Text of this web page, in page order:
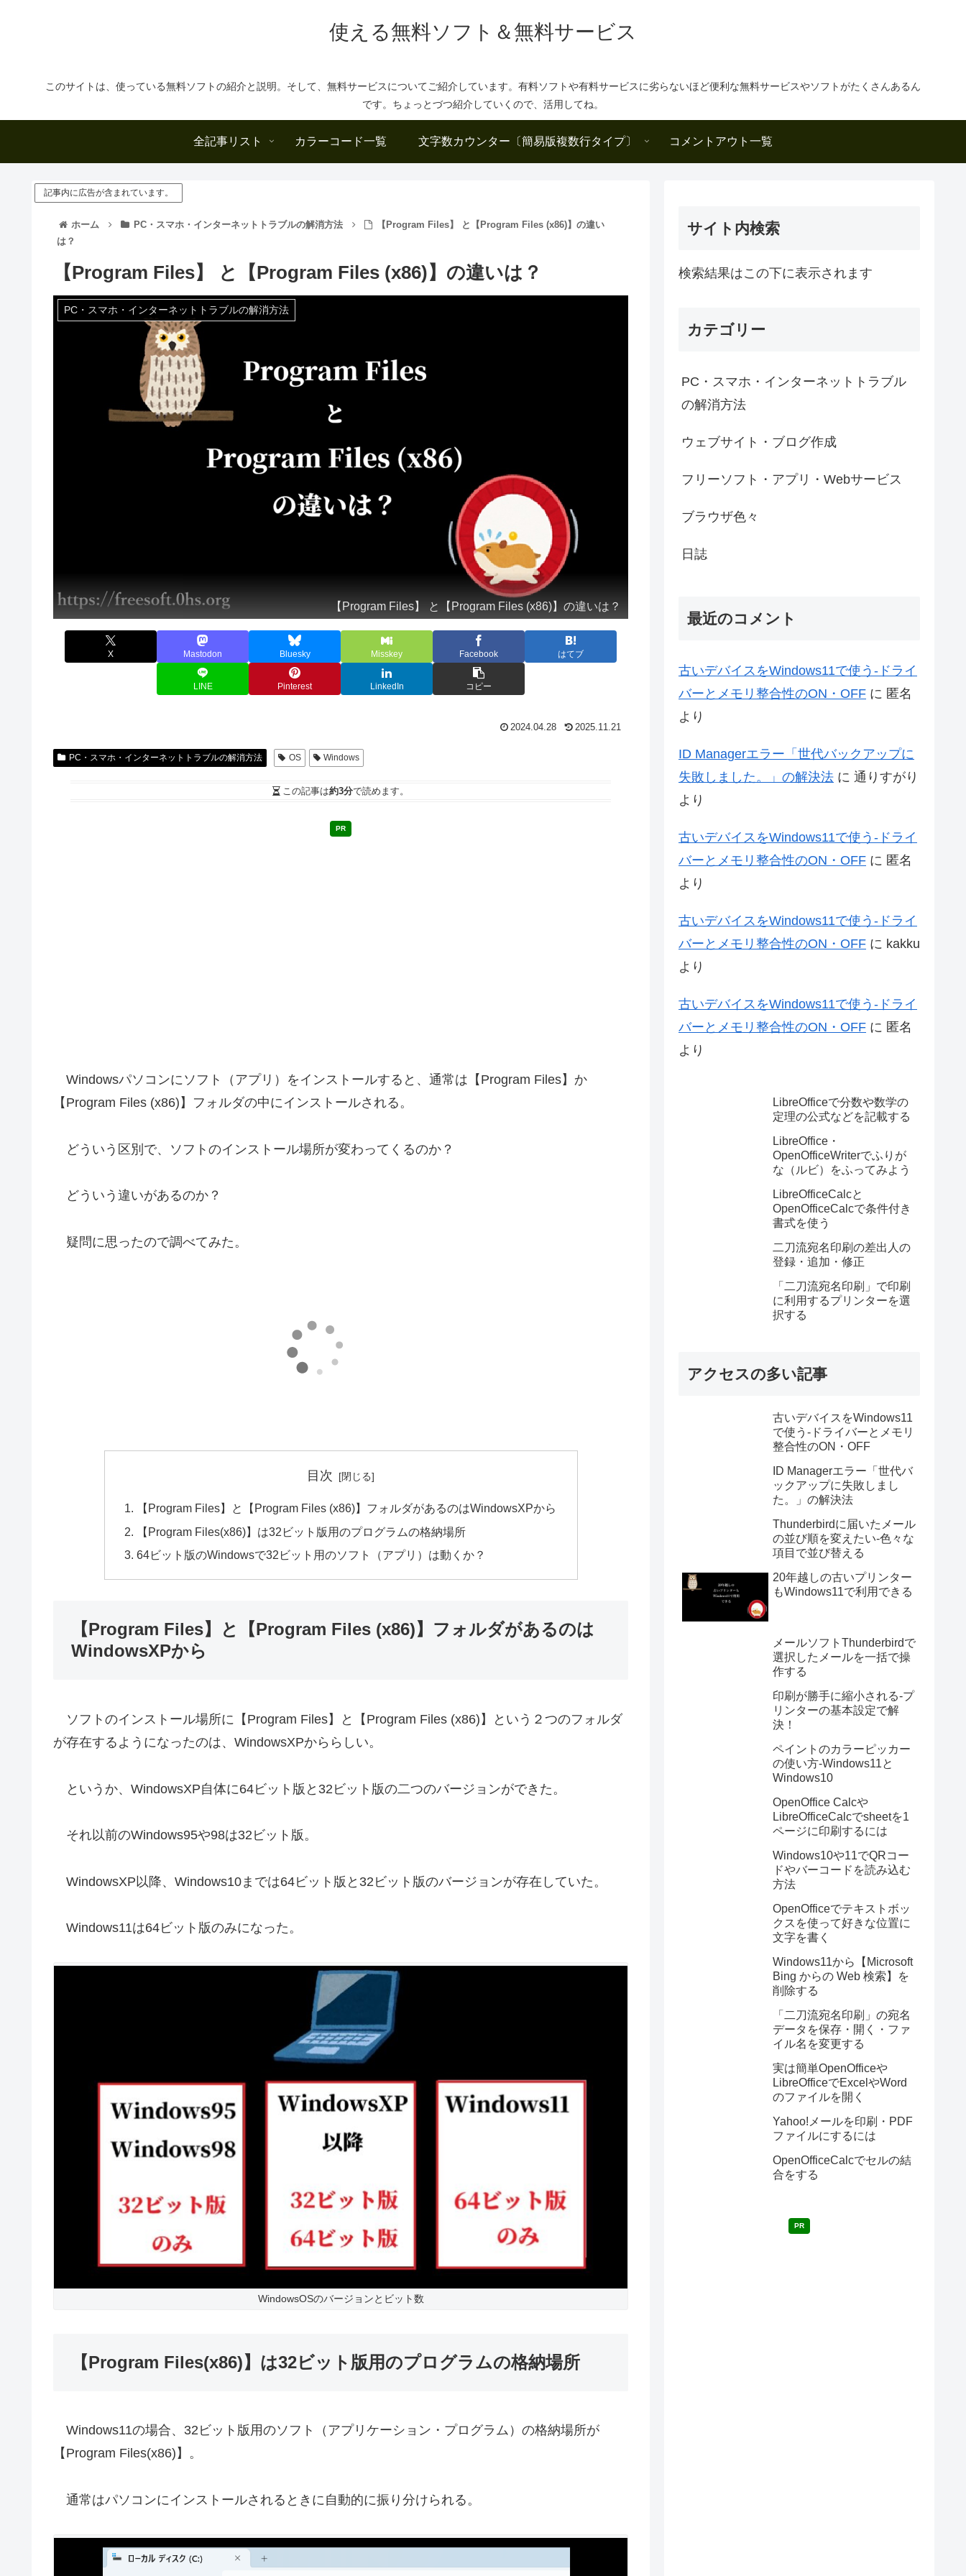
使える無料ソフト＆無料サービス
このサイトは、使っている無料ソフトの紹介と説明。そして、無料サービスについてご紹介しています。有料ソフトや有料サービスに劣らないほど便利な無料サービスやソフトがたくさんあるん
です。ちょっとづつ紹介していくので、活用してね。
全記事リスト カラーコード一覧 文字数カウンター〔簡易版複数行タイプ〕 コメントアウト一覧
記事内に広告が含まれています。
ホーム PC・スマホ・インターネットトラブルの解消方法
【Program Files】 と【Program Files (x86)】の違い
は？
【Program Files】 と【Program Files (x86)】の違いは？
PC・スマホ・インターネットトラブルの解消方法
【Program Files】 と【Program Files (x86)】の違いは？
X Mastodon Bluesky Misskey Facebook はてブ
LINE Pinterest LinkedIn コピー
2024.04.28 2025.11.21
PC・スマホ・インターネットトラブルの解消方法 OS Windows
この記事は約3分で読めます。
PR
Windowsパソコンにソフト（アプリ）をインストールすると、通常は【Program Files】か
【Program Files (x86)】フォルダの中にインストールされる。
どういう区別で、ソフトのインストール場所が変わってくるのか？
どういう違いがあるのか？
疑問に思ったので調べてみた。
目次
【Program Files】と【Program Files (x86)】フォルダがあるのはWindowsXPから
【Program Files(x86)】は32ビット版用のプログラムの格納場所
64ビット版のWindowsで32ビット用のソフト（アプリ）は動くか？
【Program Files】と【Program Files (x86)】フォルダがあるのは
WindowsXPから
ソフトのインストール場所に【Program Files】と【Program Files (x86)】という２つのフォルダ
が存在するようになったのは、WindowsXPかららしい。
というか、WindowsXP自体に64ビット版と32ビット版の二つのバージョンができた。
それ以前のWindows95や98は32ビット版。
WindowsXP以降、Windows10までは64ビット版と32ビット版のバージョンが存在していた。
Windows11は64ビット版のみになった。
WindowsOSのバージョンとビット数
【Program Files(x86)】は32ビット版用のプログラムの格納場所
Windows11の場合、32ビット版用のソフト（アプリケーション・プログラム）の格納場所が
【Program Files(x86)】。
通常はパソコンにインストールされるときに自動的に振り分けられる。
サイト内検索
検索結果はこの下に表示されます
カテゴリー
PC・スマホ・インターネットトラブル
の解消方法
ウェブサイト・ブログ作成
フリーソフト・アプリ・Webサービス
ブラウザ色々
日誌
最近のコメント
古いデバイスをWindows11で使う-ドライ
バーとメモリ整合性のON・OFF に 匿名
より
ID Managerエラー「世代バックアップに
失敗しました。」の解決法 に 通りすがり
より
古いデバイスをWindows11で使う-ドライ
バーとメモリ整合性のON・OFF に 匿名
より
古いデバイスをWindows11で使う-ドライ
バーとメモリ整合性のON・OFF に kakku
より
古いデバイスをWindows11で使う-ドライ
バーとメモリ整合性のON・OFF に 匿名
より
LibreOfficeで分数や数学の
定理の公式などを記載する
LibreOffice・
OpenOfficeWriterでふりが
な（ルビ）をふってみよう
LibreOfficeCalcと
OpenOfficeCalcで条件付き
書式を使う
二刀流宛名印刷の差出人の
登録・追加・修正
「二刀流宛名印刷」で印刷
に利用するプリンターを選
択する
アクセスの多い記事
古いデバイスをWindows11
で使う-ドライバーとメモリ
整合性のON・OFF
ID Managerエラー「世代バ
ックアップに失敗しまし
た。」の解決法
Thunderbirdに届いたメール
の並び順を変えたい-色々な
項目で並び替える
20年越しの古いプリンター
もWindows11で利用できる
メールソフトThunderbirdで
選択したメールを一括で操
作する
印刷が勝手に縮小される-プ
リンターの基本設定で解
決！
ペイントのカラーピッカー
の使い方-Windows11と
Windows10
OpenOffice Calcや
LibreOfficeCalcでsheetを1
ページに印刷するには
Windows10や11でQRコー
ドやバーコードを読み込む
方法
OpenOfficeでテキストボッ
クスを使って好きな位置に
文字を書く
Windows11から【Microsoft
Bing からの Web 検索】を
削除する
「二刀流宛名印刷」の宛名
データを保存・開く・ファ
イル名を変更する
実は簡単OpenOfficeや
LibreOfficeでExcelやWord
のファイルを開く
Yahoo!メールを印刷・PDF
ファイルにするには
OpenOfficeCalcでセルの結
合をする
PR